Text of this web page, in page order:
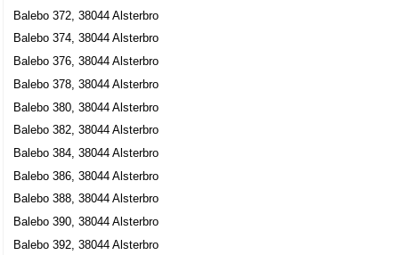
Balebo 372, 38044 Alsterbro
Balebo 374, 38044 Alsterbro
Balebo 376, 38044 Alsterbro
Balebo 378, 38044 Alsterbro
Balebo 380, 38044 Alsterbro
Balebo 382, 38044 Alsterbro
Balebo 384, 38044 Alsterbro
Balebo 386, 38044 Alsterbro
Balebo 388, 38044 Alsterbro
Balebo 390, 38044 Alsterbro
Balebo 392, 38044 Alsterbro